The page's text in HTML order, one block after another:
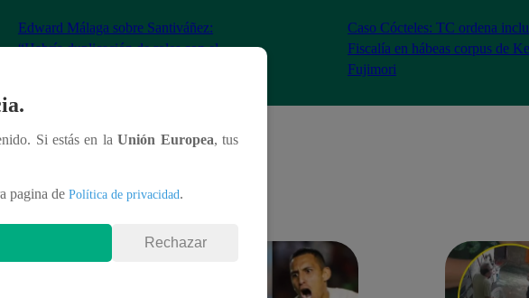
Edward Málaga sobre Santiváñez:
“Habría duplicación de roles con el
Caso Cócteles: TC ordena
Fiscalía en hábeas corpus de
Fujimori
Si estás en laUnión Europea, tus
pagina de Política de privacidad.
Rechazar